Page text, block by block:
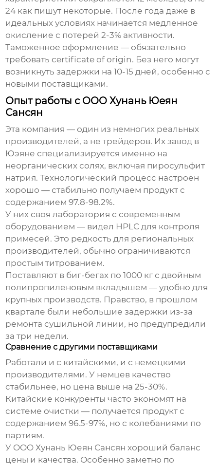
24 как пишут некоторые. После года даже в
идеальных условиях начинается медленное
окисление с потерей 2-3% активности.
Таможенное оформление — обязательно
требовать certificate of origin. Без него могут
возникнуть задержки на 10-15 дней, особенно с
новыми поставщиками.
Опыт работы с OOO Хунань Юеян
Сансян
Эта компания — один из немногих реальных
производителей, а не трейдеров. Их завод в
Юэяне специализируется именно на
неорганических солях, включая пиросульфит
натрия. Технологический процесс настроен
хорошо — стабильно получаем продукт с
содержанием 97.8-98.2%.
У них своя лаборатория с современным
оборудованием — видел HPLC для контроля
примесей. Это редкость для региональных
производителей, обычно ограничиваются
простым титрованием.
Поставляют в биг-бегах по 1000 кг с двойным
полипропиленовым вкладышем — удобно для
крупных производств. Правство, в прошлом
квартале были небольшие задержки из-за
ремонта сушильной линии, но предупредили
за три недели.
Сравнение с другими поставщиками
Работали и с китайскими, и с немецкими
производителями. У немцев качество
стабильнее, но цена выше на 25-30%.
Китайские конкуренты часто экономят на
системе очистки — получается продукт с
содержанием 96.5-97%, но с колебаниями по
партиям.
У OOO Хунань Юеян Сансян хороший баланс
цены и качества. Особенно заметно по